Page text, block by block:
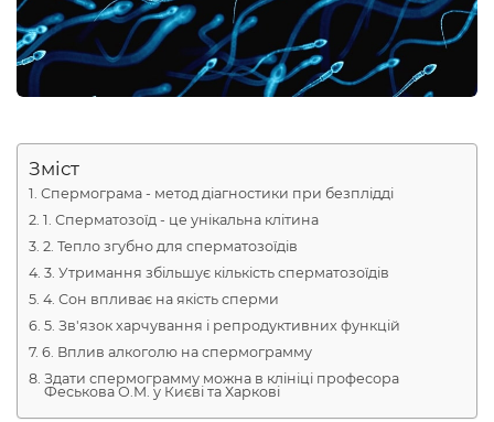
Зміст
Спермограма - метод діагностики при безплідді
1. Сперматозоїд - це унікальна клітина
2. Тепло згубно для сперматозоїдів
3. Утримання збільшує кількість сперматозоїдів
4. Сон впливає на якість сперми
5. Зв'язок харчування і репродуктивних функцій
6. Вплив алкоголю на спермограмму
Здати спермограмму можна в клініці професора
Феськова О.М. у Києві та Харкові